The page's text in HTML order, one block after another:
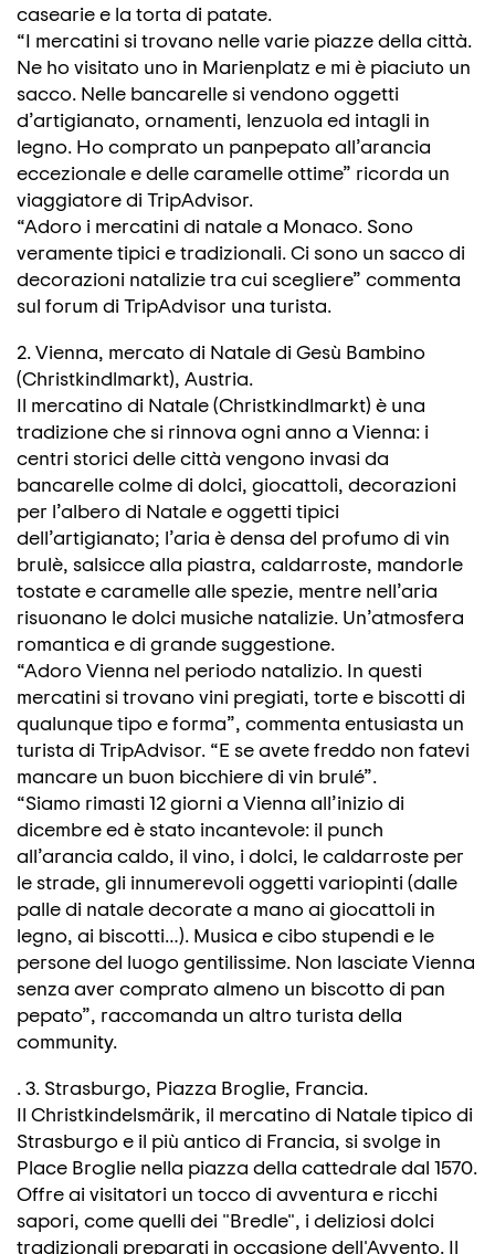
casearie e la torta di patate.
“I mercatini si trovano nelle varie piazze della città.
Ne ho visitato uno in Marienplatz e mi è piaciuto un
sacco. Nelle bancarelle si vendono oggetti
d’artigianato, ornamenti, lenzuola ed intagli in
legno. Ho comprato un panpepato all’arancia
eccezionale e delle caramelle ottime” ricorda un
viaggiatore di TripAdvisor.
“Adoro i mercatini di natale a Monaco. Sono
veramente tipici e tradizionali. Ci sono un sacco di
decorazioni natalizie tra cui scegliere” commenta
sul forum di TripAdvisor una turista.
2. Vienna, mercato di Natale di Gesù Bambino
(Christkindlmarkt), Austria.
Il mercatino di Natale (Christkindlmarkt) è una
tradizione che si rinnova ogni anno a Vienna: i
centri storici delle città vengono invasi da
bancarelle colme di dolci, giocattoli, decorazioni
per l’albero di Natale e oggetti tipici
dell’artigianato; l’aria è densa del profumo di vin
brulè, salsicce alla piastra, caldarroste, mandorle
tostate e caramelle alle spezie, mentre nell’aria
risuonano le dolci musiche natalizie. Un’atmosfera
romantica e di grande suggestione.
“Adoro Vienna nel periodo natalizio. In questi
mercatini si trovano vini pregiati, torte e biscotti di
qualunque tipo e forma”, commenta entusiasta un
turista di TripAdvisor. “E se avete freddo non fatevi
mancare un buon bicchiere di vin brulé”.
“Siamo rimasti 12 giorni a Vienna all’inizio di
dicembre ed è stato incantevole: il punch
all’arancia caldo, il vino, i dolci, le caldarroste per
le strade, gli innumerevoli oggetti variopinti (dalle
palle di natale decorate a mano ai giocattoli in
legno, ai biscotti…). Musica e cibo stupendi e le
persone del luogo gentilissime. Non lasciate Vienna
senza aver comprato almeno un biscotto di pan
pepato”, raccomanda un altro turista della
community.
. 3. Strasburgo, Piazza Broglie, Francia.
Il Christkindelsmärik, il mercatino di Natale tipico di
Strasburgo e il più antico di Francia, si svolge in
Place Broglie nella piazza della cattedrale dal 1570.
Offre ai visitatori un tocco di avventura e ricchi
sapori, come quelli dei "Bredle", i deliziosi dolci
tradizionali preparati in occasione dell'Avvento. Il